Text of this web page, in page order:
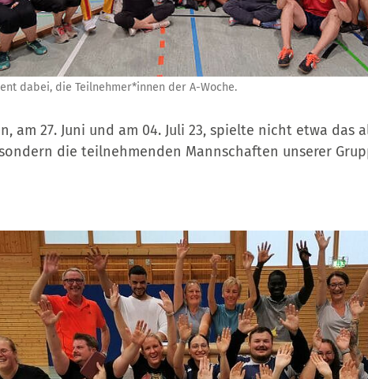
dabei, die Teilnehmer*innen der A-Woche.
am 27. Juni und am 04. Juli 23, spielte nicht etwa das
die teilnehmenden Mannschaften unserer